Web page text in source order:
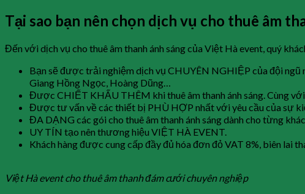
Tại sao bạn nên chọn dịch vụ cho thuê âm
Đến với dịch vụ cho thuê âm thanh ánh sáng của Việt Hà event, quý
Bạn sẽ được trải nghiệm dịch vụ CHUYÊN NGHIỆP của đội ngũ
Giang Hồng Ngọc, Hoàng Dũng…
Được CHIẾT KHẤU THÊM khi thuê âm thanh ánh sáng. Cùng
Được tư vấn về các thiết bị PHÙ HỢP nhất với yêu cầu của sự
ĐA DẠNG các gói cho thuê âm thanh ánh sáng dành cho từng
UY TÍN tạo nên thương hiệu VIỆT HÀ EVENT.
Khách hàng được cung cấp đầy đủ hóa đơn đỏ VAT 8%, biên lai
Việt Hà event cho thuê âm thanh đám cưới chuyên nghiệp